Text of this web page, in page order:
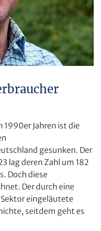
1990er Jahren ist die
gesunken. Der
lag deren Zahl um 182
Doch diese
Der durch eine
eingeläutete
seitdem geht es